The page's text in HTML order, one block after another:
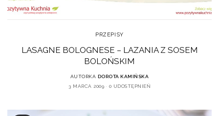
PRZEPISY
LASAGNE BOLOGNESE – LAZANIA Z SOSEM
BOLOŃSKIM
AUTORKA DOROTA KAMIŃSKA
3 MARCA 2009
0 UDOSTĘPNIEŃ